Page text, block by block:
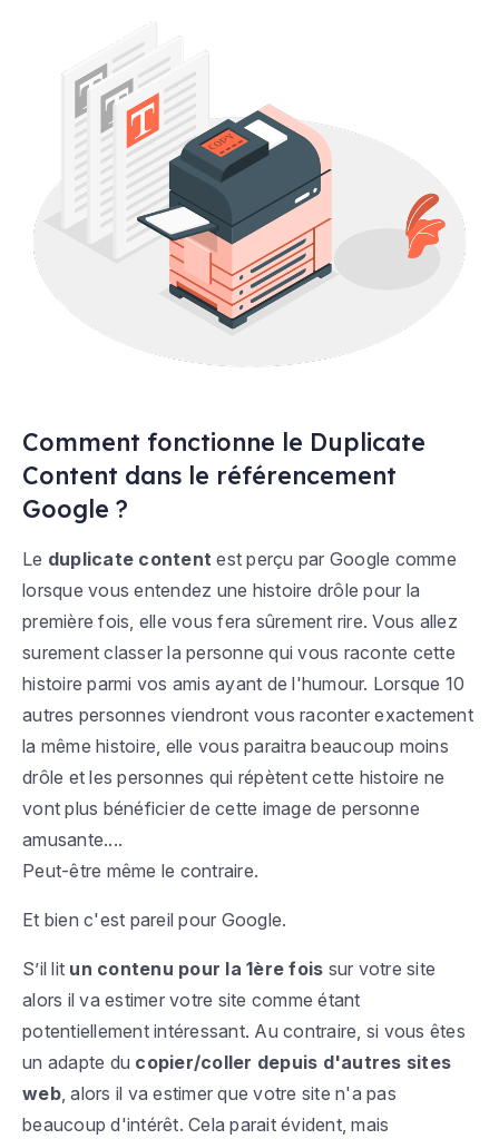
Comment fonctionne le Duplicate
Content dans le référencement
Google ?
Le duplicate content est perçu par Google comme
lorsque vous entendez une histoire drôle pour la
première fois, elle vous fera sûrement rire. Vous allez
surement classer la personne qui vous raconte cette
histoire parmi vos amis ayant de l'humour. Lorsque 10
autres personnes viendront vous raconter exactement
la même histoire, elle vous paraitra beaucoup moins
drôle et les personnes qui répètent cette histoire ne
vont plus bénéficier de cette image de personne
amusante....
Peut-être même le contraire.
Et bien c'est pareil pour Google.
S’il lit un contenu pour la 1ère fois sur votre site
alors il va estimer votre site comme étant
potentiellement intéressant. Au contraire, si vous êtes
un adapte du copier/coller depuis d'autres sites
web, alors il va estimer que votre site n'a pas
beaucoup d'intérêt. Cela parait évident, mais